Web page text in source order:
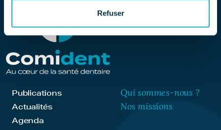
Refuser
Publications
Actualités
Agenda
Qui sommes-nous ?
Nos missions